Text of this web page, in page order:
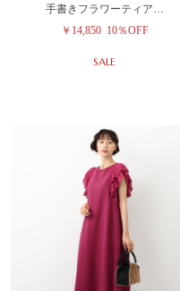
手書きフラワーティア…
￥14,850 10％OFF
SALE